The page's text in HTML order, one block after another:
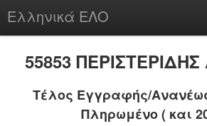
Ελληνικά ΕΛΟ
chesstu.be @ discord
55853
Τέλος Εγγραφής/
Πληρωμένο ( και